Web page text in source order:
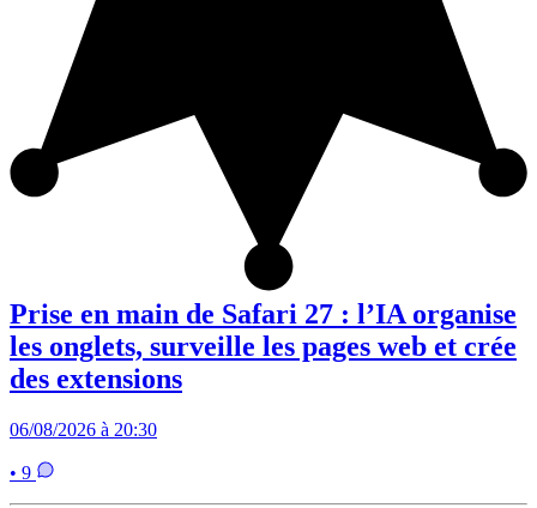
Prise en main de Safari 27 : l’IA organise
les onglets, surveille les pages web et crée
des extensions
06/08/2026 à 20:30
• 9